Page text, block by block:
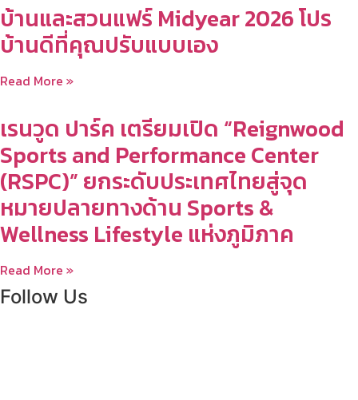
บ้านและสวนแฟร์ Midyear 2026 โปร
บ้านดีที่คุณปรับแบบเอง
Read More »
เรนวูด ปาร์ค เตรียมเปิด “Reignwood
Sports and Performance Center
(RSPC)” ยกระดับประเทศไทยสู่จุด
หมายปลายทางด้าน Sports &
Wellness Lifestyle แห่งภูมิภาค
Read More »
Follow Us